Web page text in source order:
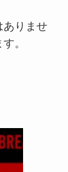
りませ
。